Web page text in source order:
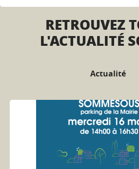
RETROUVEZ
L'ACTUALITÉ
Actualité